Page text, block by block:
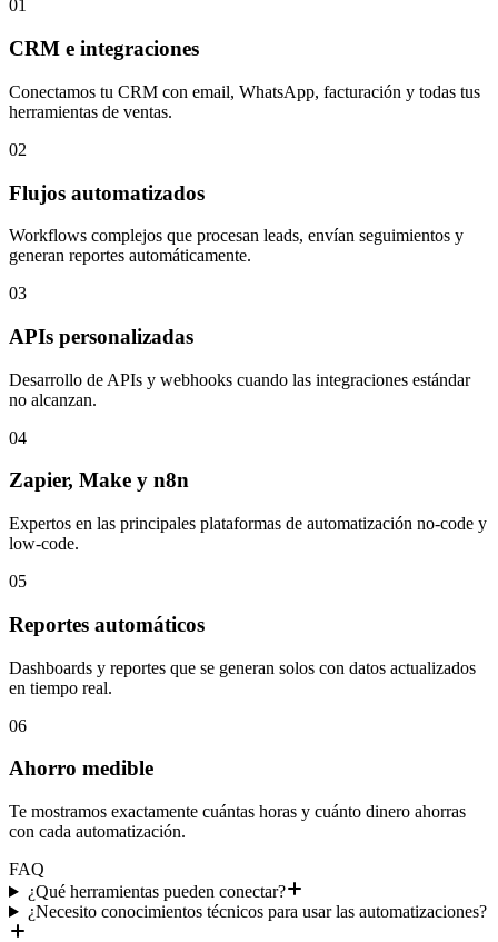
01
CRM e integraciones
Conectamos tu CRM con email, WhatsApp, facturación y todas tus
herramientas de ventas.
02
Flujos automatizados
Workflows complejos que procesan leads, envían seguimientos y
generan reportes automáticamente.
03
APIs personalizadas
Desarrollo de APIs y webhooks cuando las integraciones estándar
no alcanzan.
04
Zapier, Make y n8n
Expertos en las principales plataformas de automatización no-code y
low-code.
05
Reportes automáticos
Dashboards y reportes que se generan solos con datos actualizados
en tiempo real.
06
Ahorro medible
Te mostramos exactamente cuántas horas y cuánto dinero ahorras
con cada automatización.
FAQ
¿Qué herramientas pueden conectar?
¿Necesito conocimientos técnicos para usar las automatizaciones?